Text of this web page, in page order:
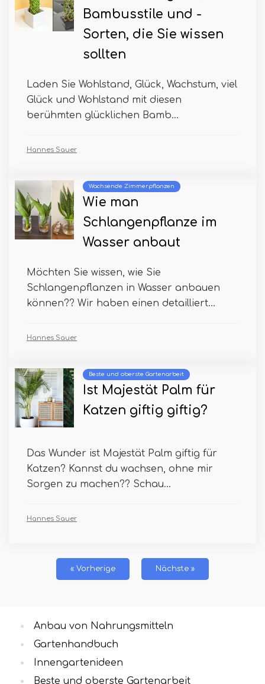
Bambusstile und -
Sorten, die Sie wissen
sollten
Laden Sie Wohlstand, Glück, Wachstum, viel
Glück und Wohlstand mit diesen
berühmten glücklichen Bamb...
Hannes Sauer
Wachsende Zimmerpflanzen
Wie man
Schlangenpflanze im
Wasser anbaut
Möchten Sie wissen, wie Sie
Schlangenpflanzen in Wasser anbauen
können?? Wir haben einen detailliert...
Hannes Sauer
Beste und oberste Gartenarbeit
Ist Majestät Palm für
Katzen giftig giftig?
Das Wunder ist Majestät Palm giftig für
Katzen? Kannst du wachsen, ohne mir
Sorgen zu machen?? Schau...
Hannes Sauer
« Vorherige Nächste »
Anbau von Nahrungsmitteln
Gartenhandbuch
Innengartenideen
Beste und oberste Gartenarbeit